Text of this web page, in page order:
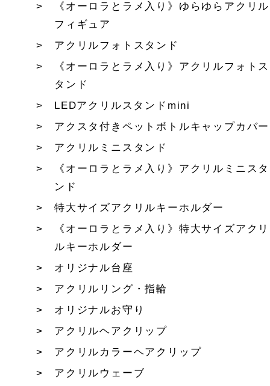
《オーロラとラメ入り》ゆらゆらアクリル
フィギュア
アクリルフォトスタンド
《オーロラとラメ入り》アクリルフォトス
タンド
LEDアクリルスタンドmini
アクスタ付きペットボトルキャップカバー
アクリルミニスタンド
《オーロラとラメ入り》アクリルミニスタ
ンド
特大サイズアクリルキーホルダー
《オーロラとラメ入り》特大サイズアクリ
ルキーホルダー
オリジナル台座
アクリルリング・指輪
オリジナルお守り
アクリルヘアクリップ
アクリルカラーヘアクリップ
アクリルウェーブ